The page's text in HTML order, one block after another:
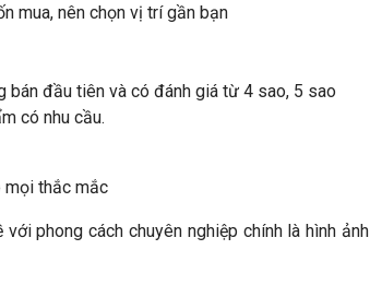
mua, nên chọn vị trí gần bạn
bán đầu tiên và có đánh giá từ 4 sao, 5 sao
có nhu cầu.
mọi thắc mắc
phong cách chuyên nghiệp chính là hình ảnh